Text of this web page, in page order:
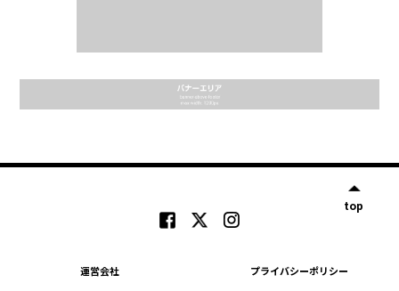
top
運営会社 プライバシーポリシー